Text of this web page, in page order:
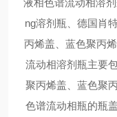
液相色谱流动相溶
ng溶剂瓶、德国肖
丙烯盖、蓝色聚丙
流动相溶剂瓶主要
聚丙烯盖、蓝色聚
色谱流动相瓶的瓶